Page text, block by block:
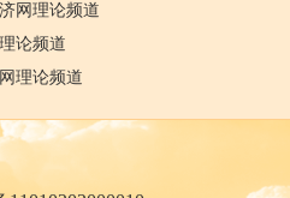
网理论频道
论频道
理论频道